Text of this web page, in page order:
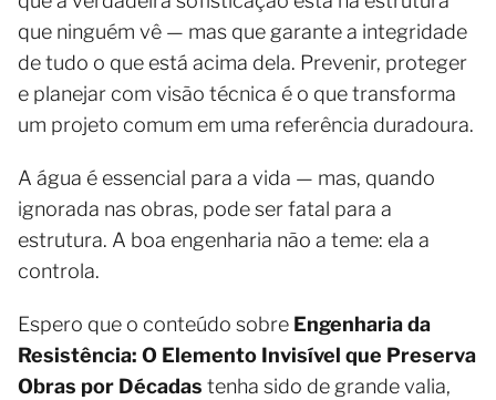
que ninguém vê — mas que garante a integridade
de tudo o que está acima dela. Prevenir, proteger
e planejar com visão técnica é o que transforma
um projeto comum em uma referência duradoura.
A água é essencial para a vida — mas, quando
ignorada nas obras, pode ser fatal para a
estrutura. A boa engenharia não a teme: ela a
controla.
Espero que o conteúdo sobre Engenharia da
Resistência: O Elemento Invisível que Preserva
Obras por Décadas tenha sido de grande valia,